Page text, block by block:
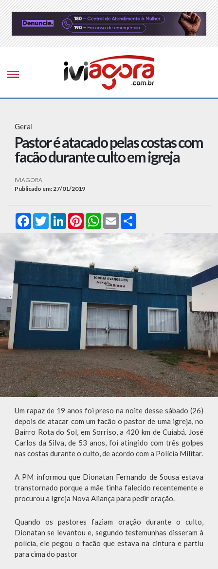
Geral
Pastor é atacado pelas costas com
facão durante culto em igreja
IVIAGORA
Publicado em: 27/01/2019
FacebookTwitterLinkedInPinterestWhatsApp
Email
Um rapaz de 19 anos foi preso na noite desse sábado (26)
depois de atacar com um facão o pastor de uma igreja, no
Bairro Rota do Sol, em Sorriso, a 420 km de Cuiabá. José
Carlos da Silva, de 53 anos, foi atingido com três golpes
nas costas durante o culto, de acordo com a Polícia Militar.
A PM informou que Dionatan Fernando de Sousa estava
transtornado porque a mãe tinha falecido recentemente e
procurou a Igreja Nova Aliança para pedir oração.
Quando os pastores faziam oração durante o culto,
Dionatan se levantou e, segundo testemunhas disseram à
polícia, ele pegou o facão que estava na cintura e partiu
para cima do pastor